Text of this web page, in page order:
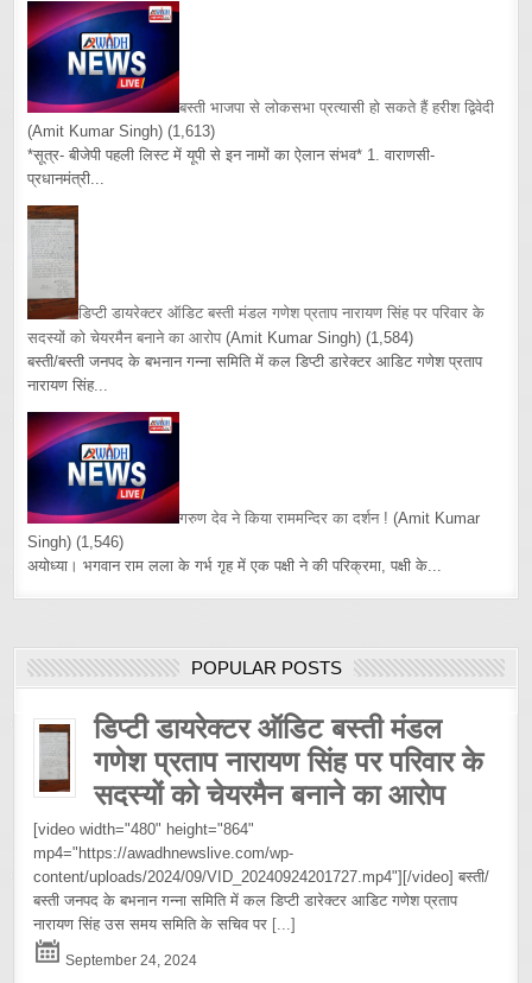
बस्ती भाजपा से लोकसभा प्रत्यासी हो सकते हैं हरीश द्विवेदी
(Amit Kumar Singh) (1,613)
*सूत्र- बीजेपी पहली लिस्ट में यूपी से इन नामों का ऐलान संभव* 1. वाराणसी-
प्रधानमंत्री...
डिप्टी डायरेक्टर ऑडिट बस्ती मंडल गणेश प्रताप नारायण सिंह पर परिवार के
सदस्यों को चेयरमैन बनाने का आरोप (Amit Kumar Singh) (1,584)
बस्ती/बस्ती जनपद के बभनान गन्ना समिति में कल डिप्टी डारेक्टर आडिट गणेश प्रताप
नारायण सिंह...
गरुण देव ने किया राममन्दिर का दर्शन ! (Amit Kumar
Singh) (1,546)
अयोध्या। भगवान राम लला के गर्भ गृह में एक पक्षी ने की परिक्रमा, पक्षी के...
POPULAR POSTS
डिप्टी डायरेक्टर ऑडिट बस्ती मंडल
गणेश प्रताप नारायण सिंह पर परिवार के
सदस्यों को चेयरमैन बनाने का आरोप
[video width="480" height="864"
mp4="https://awadhnewslive.com/wp-
content/uploads/2024/09/VID_20240924201727.mp4"][/video] बस्ती/
बस्ती जनपद के बभनान गन्ना समिति में कल डिप्टी डारेक्टर आडिट गणेश प्रताप
नारायण सिंह उस समय समिति के सचिव पर [...]
September 24, 2024